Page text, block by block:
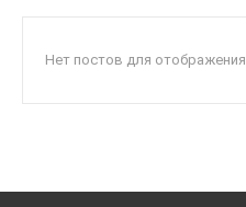
Нет постов для отображения